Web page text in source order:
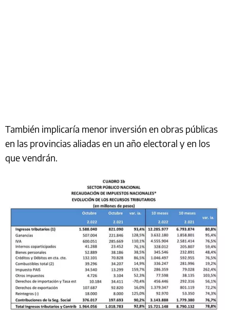
También implicaría menor inversión en obras públicas
en las provincias aliadas en un año electoral y en los
que vendrán.